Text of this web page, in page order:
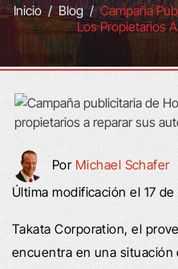
Inicio/Blog/Campaña
Los Propietarios
Por Michael Schafer
Última modificación el 17
Takata Corporation, el
encuentra en una